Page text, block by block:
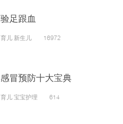
验足跟血
育儿 新生儿 16972
感冒预防十大宝典
育儿 宝宝护理 614